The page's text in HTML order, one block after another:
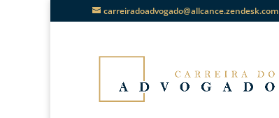
carreiradoadvogado@allcance.zendesk.com